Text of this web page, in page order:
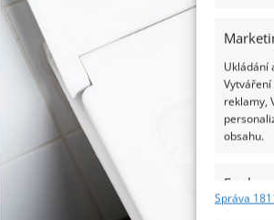
Ukládání
reklamy,
obsahu.
Funkce
Správa